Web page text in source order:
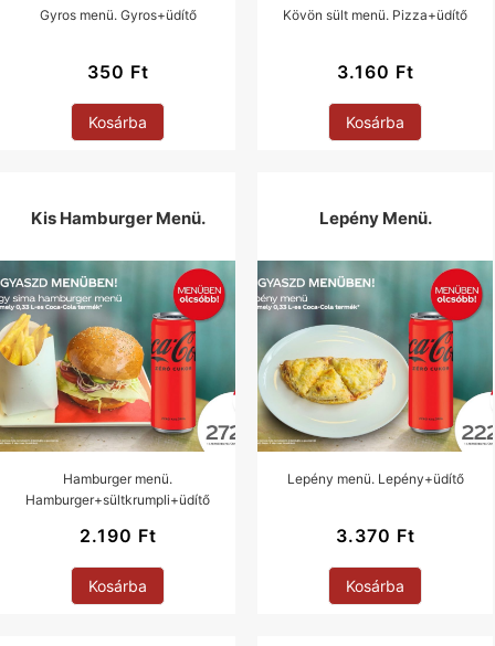
Gyros menü. Gyros+üdítő
350 Ft
Kosárba
Kövön sült menü. Pizza+üdítő
3.160 Ft
Kosárba
Kis Hamburger Menü.
Hamburger menü.
Hamburger+sültkrumpli+üdítő
2.190 Ft
Kosárba
Lepény Menü.
Lepény menü. Lepény+üdítő
3.370 Ft
Kosárba